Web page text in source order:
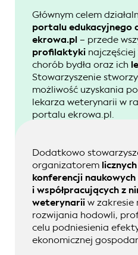
Głównym celem
portalu edukacyjnego
ekrowa.pl – przede
profilaktyki
chorób bydła oraz ich
Stowarzyszenie
możliwość uzyskania
lekarza weterynarii w
portalu ekrowa.pl.
Dodatkowo
organizatorem
konferencji
i współpracujących z
weterynariiw zakresie
rozwijania hodowli,
celu podniesienia
ekonomicznej